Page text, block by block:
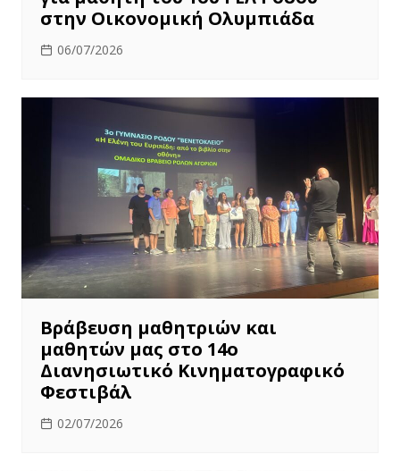
στην Οικονομική Ολυμπιάδα
06/07/2026
Βράβευση μαθητριών και
μαθητών μας στο 14ο
Διανησιωτικό Κινηματογραφικό
Φεστιβάλ
02/07/2026